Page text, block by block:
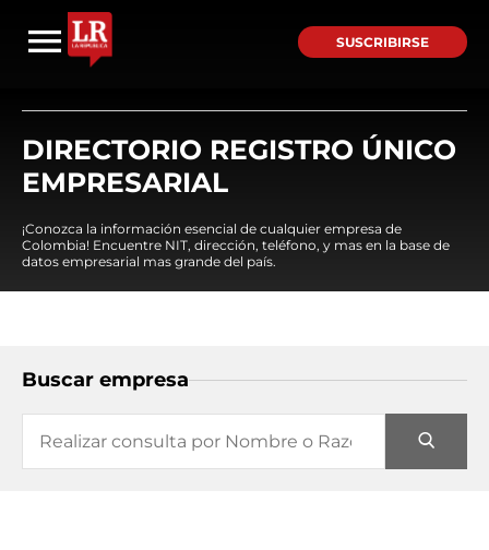
SUSCRIBIRSE
DIRECTORIO REGISTRO ÚNICO
EMPRESARIAL
¡Conozca la información esencial de cualquier empresa de
Colombia! Encuentre NIT, dirección, teléfono, y mas en la base de
datos empresarial mas grande del país.
Buscar empresa